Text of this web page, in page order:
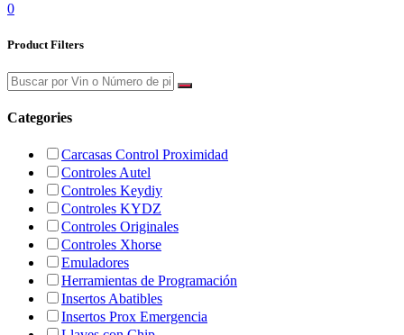
0
Product Filters
Categories
Carcasas Control Proximidad
Controles Autel
Controles Keydiy
Controles KYDZ
Controles Originales
Controles Xhorse
Emuladores
Herramientas de Programación
Insertos Abatibles
Insertos Prox Emergencia